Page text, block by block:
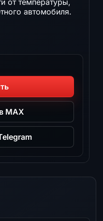
от температуры,
автомобиля.
MAX